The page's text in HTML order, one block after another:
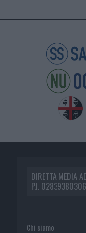
DIRETTA MEDIA
P.I. 02839380306
Chi siamo